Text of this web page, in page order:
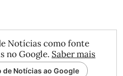
Notícias como fonte
no Google. Saber mais
Notícias ao Google